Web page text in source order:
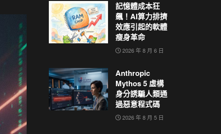
記憶體成本狂
飆！AI算力排擠
效應引起的軟體
瘦身革命
2026 年 8 月 6 日
Anthropic
Mythos 5 虛構
身分誘騙人類通
過惡意程式碼
2026 年 8 月 5 日